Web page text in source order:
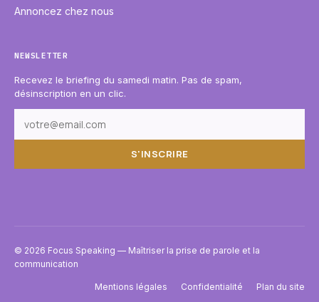
Annoncez chez nous
NEWSLETTER
Recevez le briefing du samedi matin. Pas de spam,
désinscription en un clic.
S'INSCRIRE
© 2026 Focus Speaking — Maîtriser la prise de parole et la
communication
Mentions légales Confidentialité Plan du site